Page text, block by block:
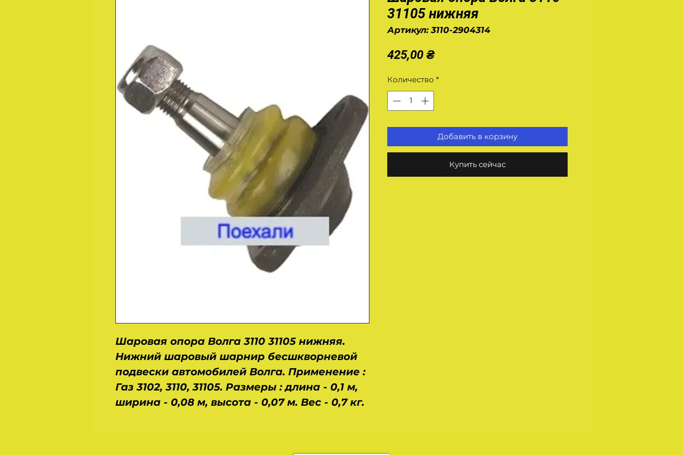
Шаровая опора Волга 3110 31105 нижняя.
Нижний шаровый шарнир бесшкворневой
подвески автомобилей Волга. Применение :
Газ 3102, 3110, 31105. Размеры : длина - 0,1 м,
ширина - 0,08 м, высота - 0,07 м. Вес - 0,7 кг.
31105 нижняя
Артикул: 3110-2904314
425,00 ₴Цена
Количество *
Добавить в корзину
Купить сейчас